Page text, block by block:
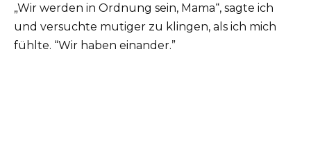
„Wir werden in Ordnung sein, Mama“, sagte ich
und versuchte mutiger zu klingen, als ich mich
fühlte. “Wir haben einander.”